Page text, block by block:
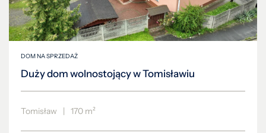
DOM NA SPRZEDAŻ
Duży dom wolnostojący w Tomisławiu
Tomisław | 170 m²